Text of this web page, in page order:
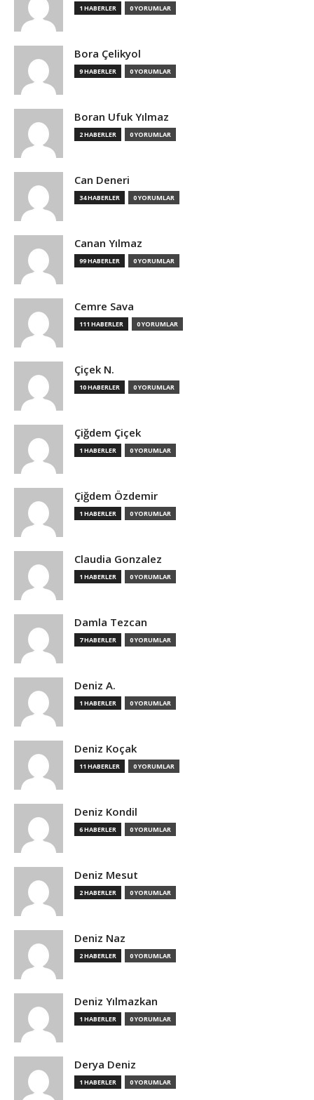
1 HABERLER 0 YORUMLAR
Bora Çelikyol
9 HABERLER 0 YORUMLAR
Boran Ufuk Yılmaz
2 HABERLER 0 YORUMLAR
Can Deneri
34 HABERLER 0 YORUMLAR
Canan Yılmaz
99 HABERLER 0 YORUMLAR
Cemre Sava
111 HABERLER 0 YORUMLAR
Çiçek N.
10 HABERLER 0 YORUMLAR
Çiğdem Çiçek
1 HABERLER 0 YORUMLAR
Çiğdem Özdemir
1 HABERLER 0 YORUMLAR
Claudia Gonzalez
1 HABERLER 0 YORUMLAR
Damla Tezcan
7 HABERLER 0 YORUMLAR
Deniz A.
1 HABERLER 0 YORUMLAR
Deniz Koçak
11 HABERLER 0 YORUMLAR
Deniz Kondil
6 HABERLER 0 YORUMLAR
Deniz Mesut
2 HABERLER 0 YORUMLAR
Deniz Naz
2 HABERLER 0 YORUMLAR
Deniz Yılmazkan
1 HABERLER 0 YORUMLAR
Derya Deniz
1 HABERLER 0 YORUMLAR